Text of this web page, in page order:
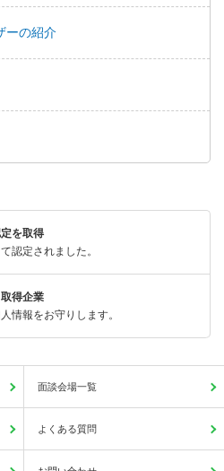
ーの紹介
定を取得
認定されました。
得企業
情報をお守りします。
面談会場一覧
よくある質問